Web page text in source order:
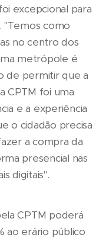
excepcional para
"Temos como
no centro dos
metrópole é
de permitir que a
CPTM foi uma
e a experiência
o cidadão precisa
a compra da
presencial nas
digitais".
CPTM poderá
ao erário público